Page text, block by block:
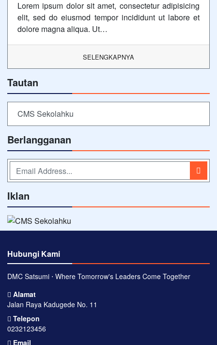
Lorem ipsum dolor sit amet, consectetur adipisicing
elit, sed do eiusmod tempor incididunt ut labore et
dolore magna aliqua. Ut…
SELENGKAPNYA
Tautan
CMS Sekolahku
Berlangganan
Iklan
Hubungi Kami
DMC Satsumi ⋅ Where Tomorrow's Leaders Come Together
Alamat
Jalan Raya Kadugede No. 11
Telepon
0232123456
Email